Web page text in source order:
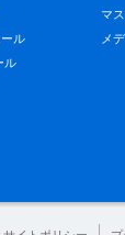
ル
ル
マ
メ